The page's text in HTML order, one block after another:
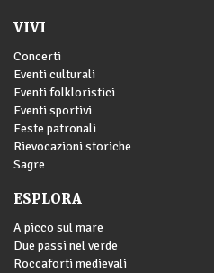
VIVI
Concerti
Eventi culturali
Eventi folkloristici
Eventi sportivi
Feste patronali
Rievocazioni storiche
Sagre
ESPLORA
A picco sul mare
Due passi nel verde
Roccaforti medievali